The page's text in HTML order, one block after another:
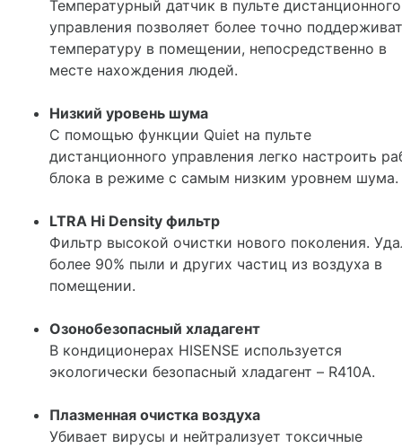
Температурный датчик в пульте дистанционного
управления позволяет более точно
температуру в помещении, непосредственно в
месте нахождения людей.
Низкий уровень шума
С помощью функции Quiet на пульте
дистанционного управления легко настроить
блока в режиме с самым низким уровнем шума.
LTRA Hi Density фильтр
Фильтр высокой очистки нового поколения.
более 90% пыли и других частиц из воздуха в
помещении.
Озонобезопасный хладагент
В кондиционерах HISENSE используется
экологически безопасный хладагент – R410A.
Плазменная очистка воздуха
Убивает вирусы и нейтрализует токсичные